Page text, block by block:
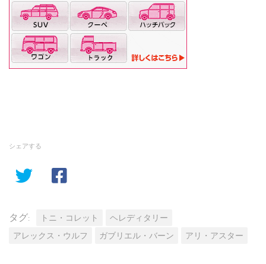
シェアする
タグ: トニ・コレット
ヘレディタリー
アレックス・ウルフ
ガブリエル・バーン アリ・アスター